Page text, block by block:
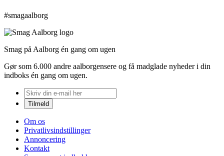
#smagaalborg
Smag på Aalborg én gang om ugen
Gør som 6.000 andre aalborgensere og få madglade nyheder i din
indboks én gang om ugen.
Om os
Privatlivsindstillinger
Annoncering
Kontakt